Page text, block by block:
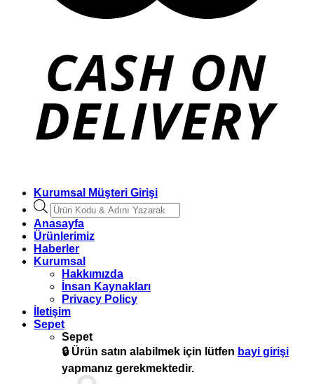
Kurumsal Müşteri Girişi
Products
search
Anasayfa
Ürünlerimiz
Haberler
Kurumsal
Hakkımızda
İnsan Kaynakları
Privacy Policy
İletişim
Sepet
Sepet
🔒 Ürün satın alabilmek için lütfen bayi girişi
yapmanız gerekmektedir.